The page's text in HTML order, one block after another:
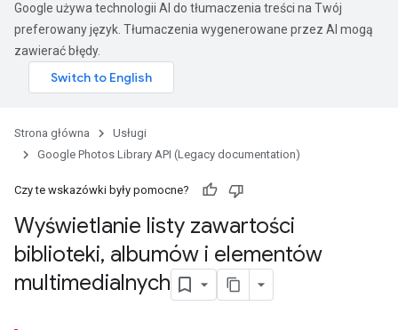
Google używa technologii AI do tłumaczenia treści na Twój
preferowany język. Tłumaczenia wygenerowane przez AI mogą
zawierać błędy.
Strona główna
Usługi
Google Photos Library API (Legacy documentation)
Czy te wskazówki były pomocne?
Wyświetlanie listy zawartości
biblioteki, albumów i elementów
multimedialnych